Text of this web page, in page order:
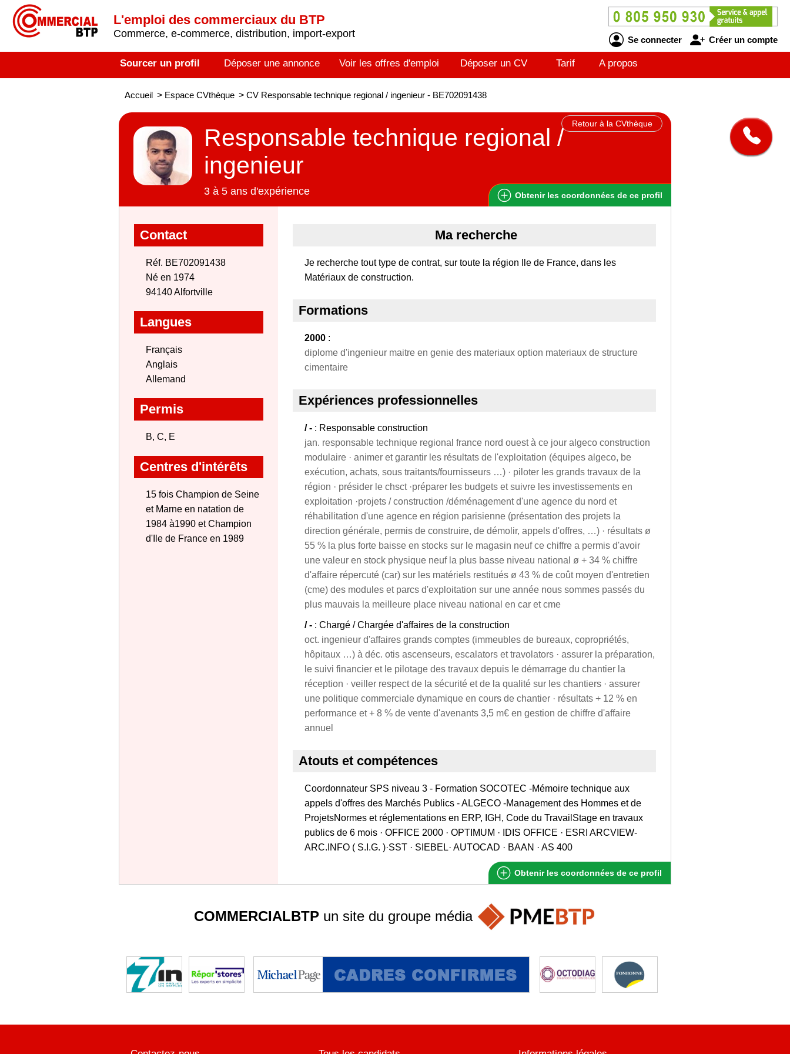
L'emploi des commerciaux du BTP
Commerce, e-commerce, distribution, import-export
Se connecter Créer un compte
Sourcer un profil Déposer une annonce Voir les offres d'emploi Déposer un CV Tarif A propos
Accueil > Espace CVthèque > CV Responsable technique regional / ingenieur - BE702091438
Retour à la CVthèque
Responsable technique regional /
ingenieur
3 à 5 ans d'expérience Obtenir les coordonnées de ce profil
Contact
Réf. BE702091438
Né en 1974
94140 Alfortville
Langues
Français
Anglais
Allemand
Permis
B, C, E
Centres d'intérêts
15 fois Champion de Seine
et Marne en natation de
1984 à1990 et Champion
d'Ile de France en 1989
Ma recherche
Je recherche tout type de contrat, sur toute la région Ile de France, dans les
Matériaux de construction.
Formations
2000 :
diplome d'ingenieur maitre en genie des materiaux option materiaux de structure
cimentaire
Expériences professionnelles
/ - : Responsable construction
jan. responsable technique regional france nord ouest à ce jour algeco construction
modulaire · animer et garantir les résultats de l'exploitation (équipes algeco, be
exécution, achats, sous traitants/fournisseurs …) · piloter les grands travaux de la
région · présider le chsct ·préparer les budgets et suivre les investissements en
exploitation ·projets / construction /déménagement d'une agence du nord et
réhabilitation d'une agence en région parisienne (présentation des projets la
direction générale, permis de construire, de démolir, appels d'offres, …) · résultats ø
55 % la plus forte baisse en stocks sur le magasin neuf ce chiffre a permis d'avoir
une valeur en stock physique neuf la plus basse niveau national ø + 34 % chiffre
d'affaire répercuté (car) sur les matériels restitués ø 43 % de coût moyen d'entretien
(cme) des modules et parcs d'exploitation sur une année nous sommes passés du
plus mauvais la meilleure place niveau national en car et cme
/ - : Chargé / Chargée d'affaires de la construction
oct. ingenieur d'affaires grands comptes (immeubles de bureaux, copropriétés,
hôpitaux …) à déc. otis ascenseurs, escalators et travolators · assurer la préparation,
le suivi financier et le pilotage des travaux depuis le démarrage du chantier la
réception · veiller respect de la sécurité et de la qualité sur les chantiers · assurer
une politique commerciale dynamique en cours de chantier · résultats + 12 % en
performance et + 8 % de vente d'avenants 3,5 m€ en gestion de chiffre d'affaire
annuel
Atouts et compétences
Coordonnateur SPS niveau 3 - Formation SOCOTEC -Mémoire technique aux
appels d'offres des Marchés Publics - ALGECO -Management des Hommes et de
ProjetsNormes et réglementations en ERP, IGH, Code du TravailStage en travaux
publics de 6 mois · OFFICE 2000 · OPTIMUM · IDIS OFFICE · ESRI ARCVIEW-
ARC.INFO ( S.I.G. )·SST · SIEBEL· AUTOCAD · BAAN · AS 400
Obtenir les coordonnées de ce profil
COMMERCIALBTP un site du groupe média